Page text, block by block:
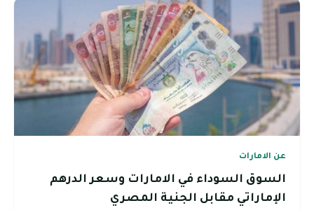
عن الامارات
السوق السوداء في الامارات وسعر الدرهم
الإماراتي مقابل الجنية المصري